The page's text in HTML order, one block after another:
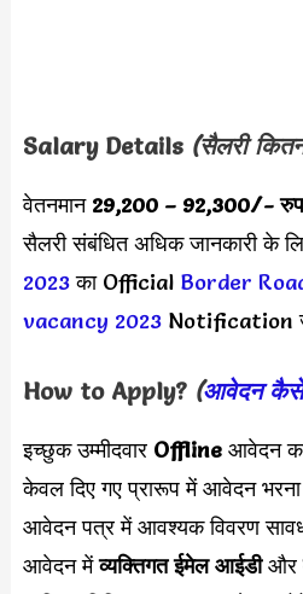
Salary Details (सैलरी
वेतनमान 29,200 – 92,300/-
सैलरी संबंधित अधिक जानकारी के
2023का Official Border
vacancy 2023Notification
How to Apply?(आवेदन
इच्छुक उम्मीदवार Offline आवेदन
केवल दिए गए प्रारूप में आवेदन भरना
आवेदन पत्र में आवश्यक विवरण
आवेदन मेंव्यक्तिगत ईमेल आईडीऔर